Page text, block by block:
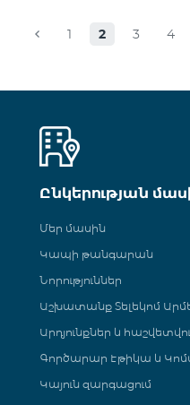
1 2 3 4
Ընկերության
Մեր մասին
Կապի թանգարան
Նորություններ
Աշխատանք Տելեկոմ
Արդյունքներ և
Գործարար Էթիկա և
Կայուն զարգացում